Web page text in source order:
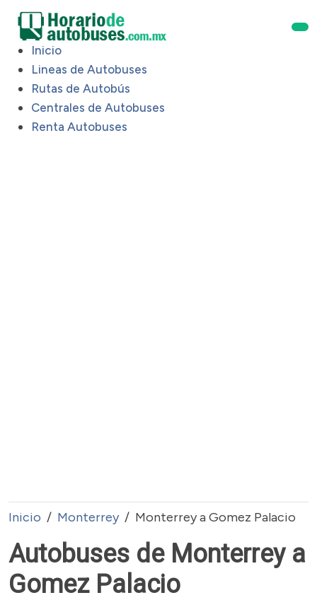
Inicio
Lineas de Autobuses
Rutas de Autobús
Centrales de Autobuses
Renta Autobuses
Inicio Monterrey Monterrey a Gomez Palacio
Autobuses de Monterrey a
Gomez Palacio